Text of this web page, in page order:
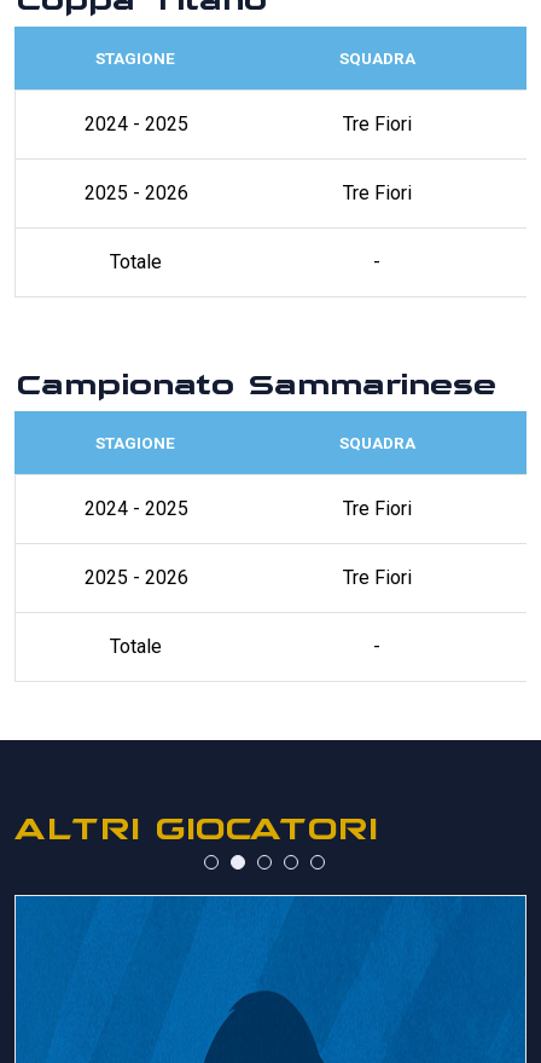
STAGIONE SQUADRA
2024 - 2025 Tre Fiori
2025 - 2026 Tre Fiori
Totale -
Campionato Sammarinese
STAGIONE SQUADRA
2024 - 2025 Tre Fiori
2025 - 2026 Tre Fiori
Totale -
ALTRI GIOCATORI